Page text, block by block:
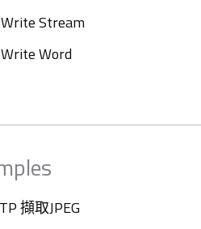
Stream
Word
擷取JPEG